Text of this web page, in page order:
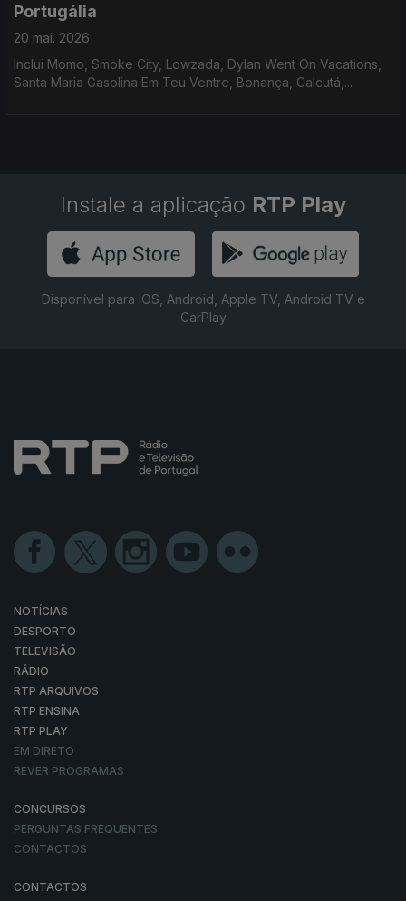
Portugália
20 mai. 2026
Inclui Momo, Smoke City, Lowzada, Dylan Went On Vacations,
Santa Maria Gasolina Em Teu Ventre, Bonança, Calcutá,...
Instale a aplicação RTP Play
Disponível para iOS, Android, Apple TV, Android TV e
CarPlay
NOTÍCIAS
DESPORTO
TELEVISÃO
RÁDIO
RTP ARQUIVOS
RTP ENSINA
RTP PLAY
EM DIRETO
REVER PROGRAMAS
CONCURSOS
PERGUNTAS FREQUENTES
CONTACTOS
CONTACTOS